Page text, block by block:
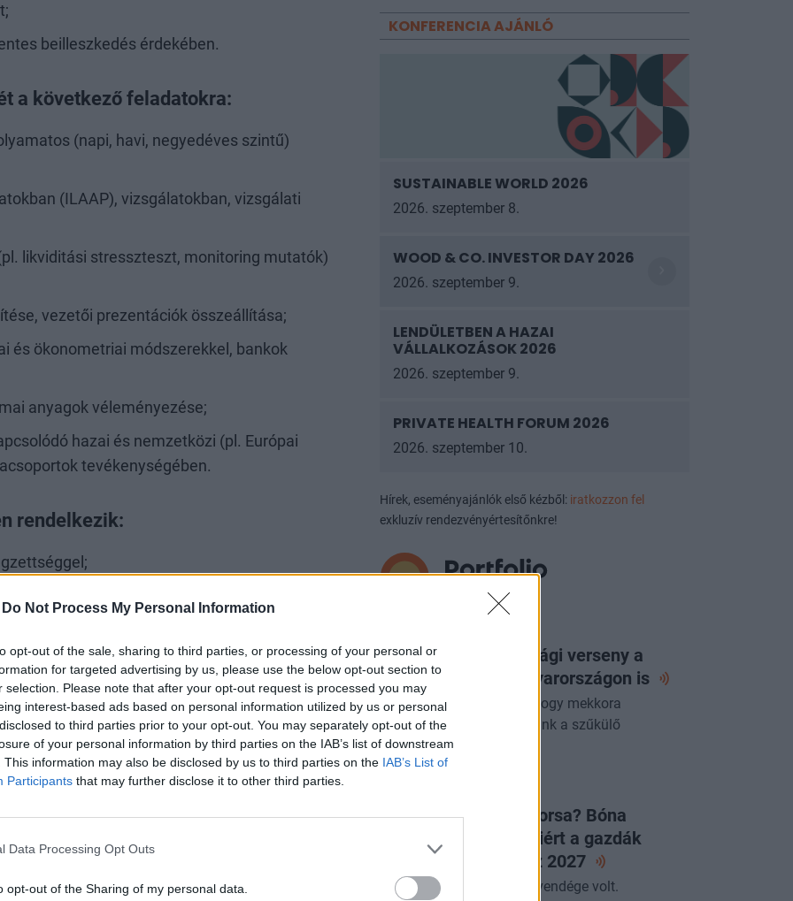
Do Not Process My Personal Information
opt-out of the sale, sharing to third parties, or processing of your personal or
for targeted advertising by us, please use the below opt-out section to
selection. Please note that after your opt-out request is processed you may
interest-based ads based on personal information utilized by us or personal
to third parties prior to your opt-out. You may separately opt-out of the
of your personal information by third parties on the IAB’s list of downstream
This information may also be disclosed by us to third parties on the IAB’s List of
Participants that may further disclose it to other third parties.
Data Processing Opt Outs
opt-out of the Sharing of my personal data.
beilleszkedés érdekében.
a következő feladatokra:
(napi, havi, negyedéves szintű)
(ILAAP), vizsgálatokban, vizsgálati
likviditási stresszteszt, monitoring mutatók)
vezetői prezentációk összeállítása;
és ökonometriai módszerekkel, bankok
anyagok véleményezése;
hazai és nemzetközi (pl. Európai
tevékenységében.
rendelkezik:
gondolkodásmóddal;
és angol nyelven;
ismeretekkel;
erkölcsi bizonyítvánnyal.
hatálya alá tartozik.
KONFERENCIA AJÁNLÓ
SUSTAINABLE WORLD 2026
2026. szeptember 8.
WOOD & CO. INVESTOR DAY 2026
2026. szeptember 9.
LENDÜLETBEN A HAZAI
VÁLLALKOZÁSOK 2026
2026. szeptember 9.
PRIVATE HEALTH FORUM 2026
2026. szeptember 10.
Hírek, eseményajánlók első kézből: iratkozzon fel
exkluzív rendezvényértesítőnkre!
A következő gazdasági verseny a
vízért folyhat - Magyarországon is
Egyre fontosabb kérdés, hogy mekkora
gazdasági értéket teremtünk a szűkülő
készletekből.
Végleges a JÉGER sorsa? Bóna
Szabolcs elárulta, miért a gazdák
döntöttek és mit hoz 2027
A miniszter az Alapvetés vendége volt.